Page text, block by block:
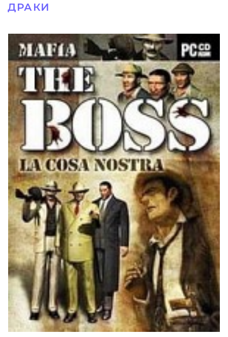
ДРАКИ